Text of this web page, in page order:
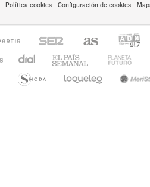
Política cookies Configuración de cookies